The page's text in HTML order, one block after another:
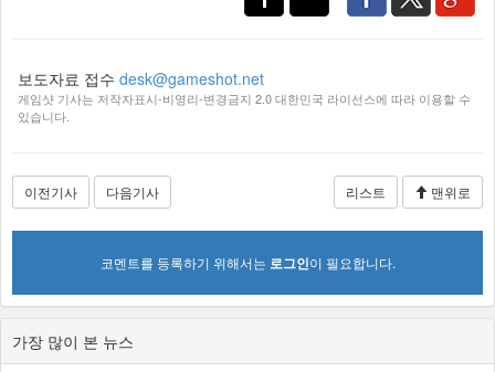
보도자료 접수 desk@gameshot.net
게임샷 기사는 저작자표시-비영리-변경금지 2.0 대한민국 라이선스에 따라 이용할 수
있습니다.
이전기사 다음기사 리스트 맨위로
코멘트를 등록하기 위해서는 로그인이 필요합니다.
가장 많이 본 뉴스